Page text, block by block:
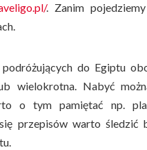
. Zanim
do Egiptu
wielokrotna. Nabyć
o tym pamiętać np.
przepisów warto śledzić